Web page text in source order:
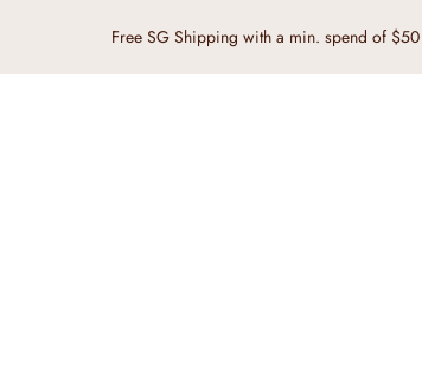
Free SG Shipping with a min. spend of $50